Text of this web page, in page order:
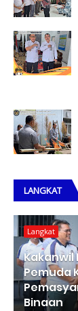
LANGKAT
Langkat
Pemuda
Binaan